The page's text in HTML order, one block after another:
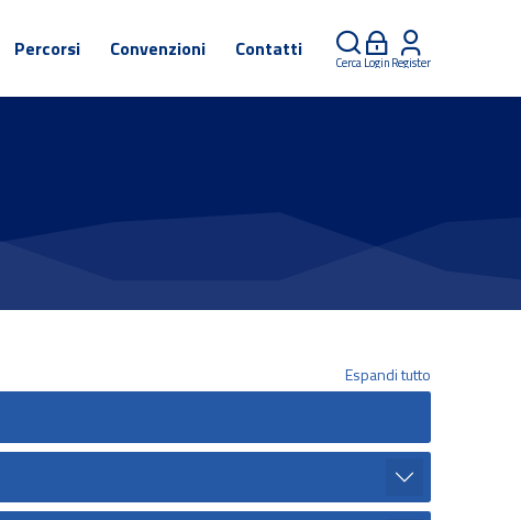
Percorsi Convenzioni Contatti
CercaLoginRegister
Espandi tutto